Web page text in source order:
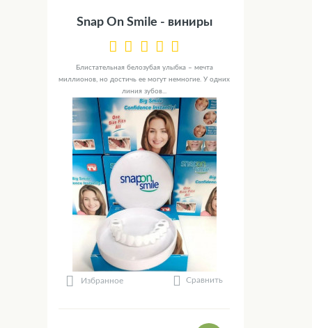
Snap On Smile - виниры
Блистательная белозубая улыбка – мечта
миллионов, но достичь ее могут немногие. У одних
линия зубов...
Избранное Сравнить